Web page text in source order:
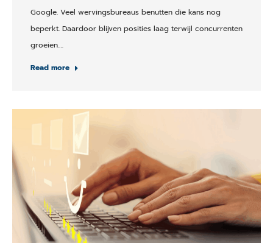
Google. Veel wervingsbureaus benutten die kans nog
beperkt. Daardoor blijven posities laag terwijl concurrenten
groeien.…
Read more